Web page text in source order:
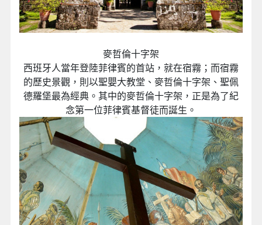
麥哲倫十字架
西班牙人當年登陸菲律賓的首站，就在宿霧；而宿霧
的歷史景觀，則以聖嬰大教堂、麥哲倫十字架、聖佩
德羅堡最為經典。其中的麥哲倫十字架，正是為了紀
念第一位菲律賓基督徒而誕生。